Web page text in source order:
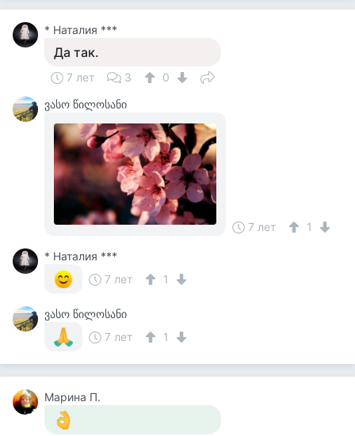
* Наталия ***
Да так.
7 лет 3
0
ვასო წილოსანი
7 лет 1
* Наталия ***
7 лет
1
ვასო წილოსანი
7 лет
1
Марина П.